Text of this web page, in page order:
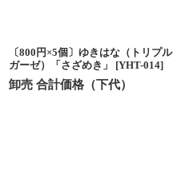
〔800円×5個〕ゆきはな（トリプル
ガーゼ）「さざめき」
[YHT-014]
卸売 合計価格（下代）